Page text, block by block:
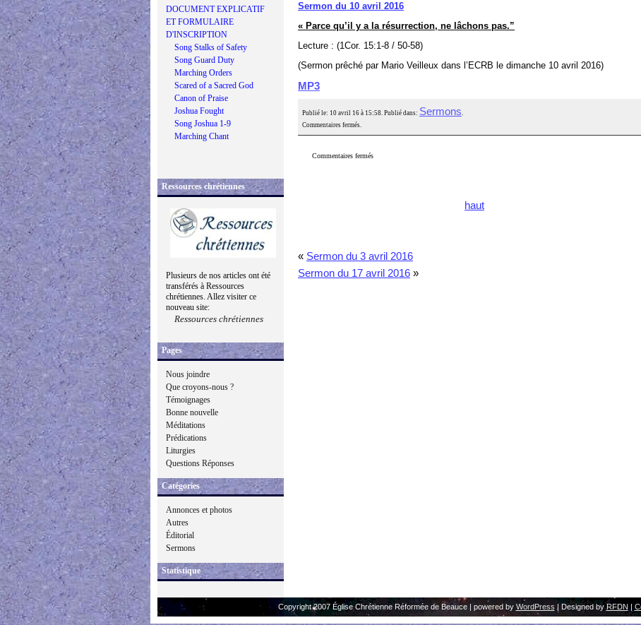
DOCUMENT EXPLICATIF
ET FORMULAIRE
D'INSCRIPTION
Song Stalks of Safety
Song Guard Duty
Marching Orders
Scared of a Sacred God
Canon of Praise
Joshua Fought
Song Joshua 1-9
Marching Chant
Ressources chrétiennes
Plusieurs de nos articles ont été
transférés à Ressources
chrétiennes. Allez visiter ce
nouveau site:
Ressources chrétiennes
Pages
Nous joindre
Que croyons-nous ?
Témoignages
Bonne nouvelle
Méditations
Prédications
Liturgies
Questions Réponses
Catégories
Annonces et photos
Autres
Éditorial
Sermons
Statistique
Sermon du 10 avril 2016
« Parce qu’il y a la résurrection, ne lâchons pas.”
Lecture : (1Cor. 15:1-8 / 50-58)
(Sermon prêché par Mario Veilleux dans l’ECRB le dimanche 10 avril 2016)
MP3
Publié le: 10 avril 16 à 15:58. Publié dans: Sermons.
Commentaires fermés.
Commentaires fermés
haut
« Sermon du 3 avril 2016
Sermon du 17 avril 2016 »
Copyright 2007 Église Chrétienne Réformée de Beauce | powered by WordPress | Designed byRFDN |